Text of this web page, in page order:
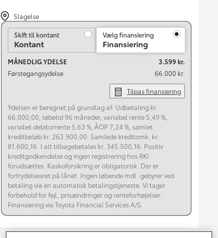
Slagelse
Skift til kontant
Skift til kontant
Kontant
Vælg finansiering
Finansiering
MÅNEDLIG YDELSE
3.599 kr.
Førstegangsydelse
66.000 kr.
Tilpas finansiering
Ydelsen er beregnet på grundlag af: Udbetaling kr.
66.000,00, løbetid 96 måneder, variabel rente 5,49 %,
variabel debitorrente 5,63 %, ÅOP 7,24 %, samlet
kreditbeløb kr. 263.900,00. Samlede kreditomk. kr.
81.600,16. I alt tilbagebetales kr. 345.500,16. Positiv
kreditgodkendelse og ingen registrering hos RKI
forudsættes. Kaskoforsikring er obligatorisk. Der er
fortrydelsesret på lånet. Ingen løbende mdl. gebyrer ved
betaling via en automatisk betalingstjeneste. Vi tager
forbehold for fejl, prisændringer og renteforhøjelser.
Finansiering via Toyota Financial Services A/S.